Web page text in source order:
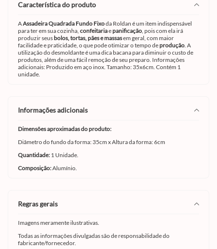
característica do produto
AAssadeira Quadrada Fundo Fixoda Roldan é um item indispensável
para ter em sua cozinha, confeitariaepanificação, pois com ela irá
produzir seus bolos, tortas, pães e massasem geral, com maior
facilidade e praticidade, o que pode otimizar o tempo deprodução. A
utilização do desmoldante é uma dica bacana para diminuir o custo de
produtos, além de uma fácil remoção de seu preparo. Informações
adicionais: Produzido em aço inox. Tamanho: 35x6cm. Contém 1
unidade.
informações adicionais
Dimensões aproximadas do produto:
Diâmetro do fundo da forma: 35cm x Altura da forma: 6cm
Quantidade: 1 Unidade.
Composição:Alumínio.
regras gerais
Imagens meramente ilustrativas.
Todas as informações divulgadas são de responsabilidade do
fabricante/fornecedor.